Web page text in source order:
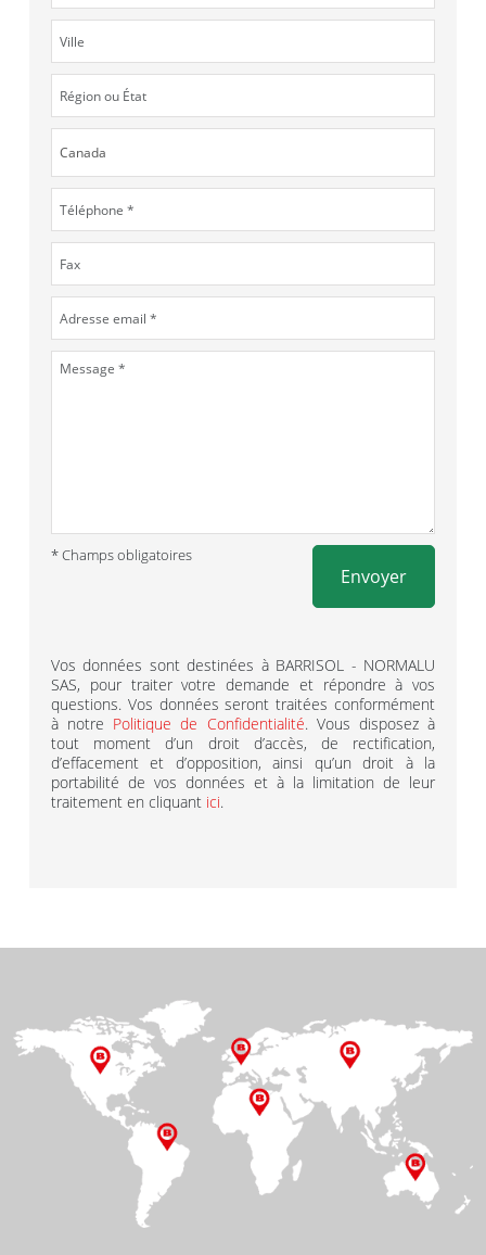
* Champs obligatoires
Envoyer
Vos données sont destinées à BARRISOL - NORMALU
SAS, pour traiter votre demande et répondre à vos
questions. Vos données seront traitées conformément
à notre Politique de Confidentialité. Vous disposez à
tout moment d’un droit d’accès, de rectification,
d’effacement et d’opposition, ainsi qu’un droit à la
portabilité de vos données et à la limitation de leur
traitement en cliquant ici.